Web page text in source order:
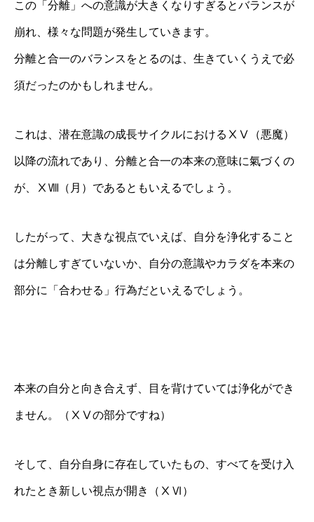
この「分離」への意識が大きくなりすぎるとバランスが
崩れ、様々な問題が発生していきます。
分離と合一のバランスをとるのは、生きていくうえで必
須だったのかもしれません。
これは、潜在意識の成長サイクルにおけるⅩⅤ（悪魔）
以降の流れであり、分離と合一の本来の意味に氣づくの
が、ⅩⅧ（月）であるともいえるでしょう。
したがって、大きな視点でいえば、自分を浄化すること
は分離しすぎていないか、自分の意識やカラダを本来の
部分に「合わせる」行為だといえるでしょう。
本来の自分と向き合えず、目を背けていては浄化ができ
ません。（ⅩⅤの部分ですね）
そして、自分自身に存在していたもの、すべてを受け入
れたとき新しい視点が開き（ⅩⅥ）